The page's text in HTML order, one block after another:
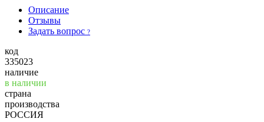
Описание
Отзывы
Задать вопрос ?
код
335023
наличие
в наличии
страна
производства
РОССИЯ